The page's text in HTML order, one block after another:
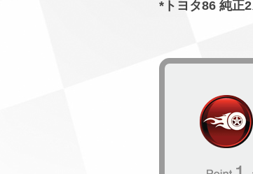
*トヨタ86 純正